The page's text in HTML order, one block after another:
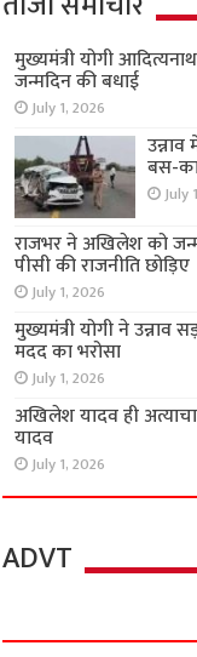
मुख्यमंत्री योगी
जन्मदिन की बधाई
July 1, 2026
बस-
July
राजभर ने अखिलेश को
पीसी की राजनीति छोड़िए
July 1, 2026
मुख्यमंत्री योगी ने
मदद का भरोसा
July 1, 2026
अखिलेश यादव ही
यादव
July 1, 2026
ADVT